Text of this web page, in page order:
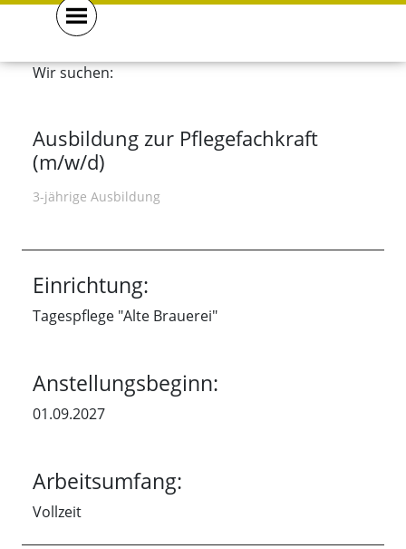
gemeinsam . mehr . erreichen .
Wir suchen:
Ausbildung zur Pflegefachkraft
(m/w/d)
3-jährige Ausbildung
Einrichtung:
Tagespflege "Alte Brauerei"
Anstellungsbeginn:
01.09.2027
Arbeitsumfang:
Vollzeit